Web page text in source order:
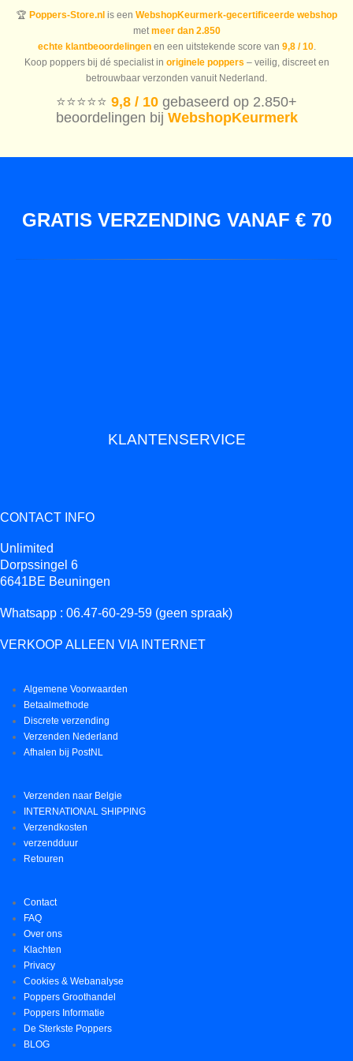
🏆 Poppers-Store.nlis een WebshopKeurmerk-gecertificeerde webshop
met meer dan 2.850
echte klantbeoordelingenen een uitstekende score van 9,8 / 10.
Koop poppers bij dé specialist in originele poppers – veilig, discreet en
betrouwbaar verzonden vanuit Nederland.
⭐️⭐️⭐️⭐️⭐️ 9,8 / 10 gebaseerd op 2.850+
beoordelingen bij WebshopKeurmerk
GRATIS VERZENDING VANAF € 70
KLANTENSERVICE
CONTACT INFO
Unlimited
Dorpssingel 6
6641BE Beuningen
Whatsapp : 06.47-60-29-59 (geen spraak)
VERKOOP ALLEEN VIA INTERNET
Algemene Voorwaarden
Betaalmethode
Discrete verzending
Verzenden Nederland
Afhalen bij PostNL
Verzenden naar Belgie
INTERNATIONAL SHIPPING
Verzendkosten
verzendduur
Retouren
Contact
FAQ
Over ons
Klachten
Privacy
Cookies & Webanalyse
Poppers Groothandel
Poppers Informatie
De Sterkste Poppers
BLOG